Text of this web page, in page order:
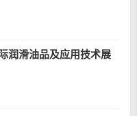
润滑油品及应用技术展